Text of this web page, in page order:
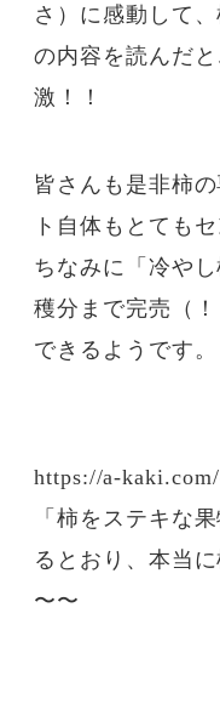
さ）に感動して
の内容を読んだ
激！！
皆さんも是非柿
ト自体もとても
ちなみに「冷や
穫分まで完売（
できるようです。
https://a-
「柿をステキな
るとおり、本当
〜〜